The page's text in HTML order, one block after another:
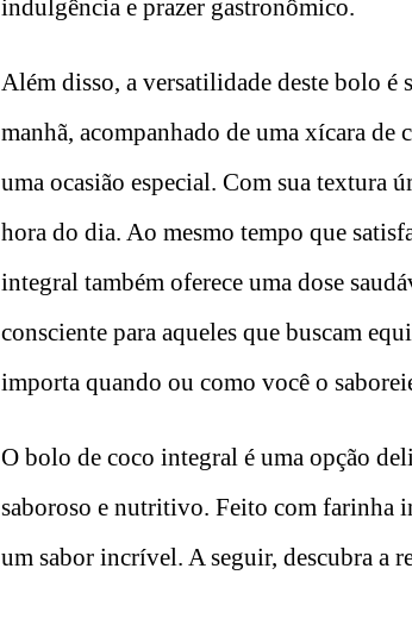
indulgência e prazer gastronômico.
Além disso, a versatilidade deste bolo é
manhã, acompanhado de uma xícara
uma ocasião especial. Com sua textura
hora do dia. Ao mesmo tempo que
integral também oferece uma dose
consciente para aqueles que buscam
importa quando ou como você o
O bolo de coco integral é uma opção
saboroso e nutritivo. Feito com farinha
um sabor incrível. A seguir, descubra a